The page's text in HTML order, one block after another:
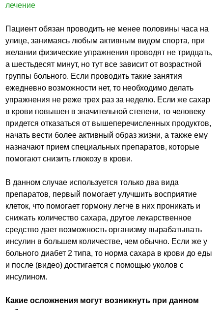
лечение
Пациент обязан проводить не менее половины часа на
улице, занимаясь любым активным видом спорта, при
желании физические упражнения проводят не тридцать,
а шестьдесят минут, но тут все зависит от возрастной
группы больного. Если проводить такие занятия
ежедневно возможности нет, то необходимо делать
упражнения не реже трех раз за неделю. Если же сахар
в крови повышен в значительной степени, то человеку
придется отказаться от вышеперечисленных продуктов,
начать вести более активный образ жизни, а также ему
назначают прием специальных препаратов, которые
помогают снизить глюкозу в крови.
В данном случае используется только два вида
препаратов, первый помогает улучшить восприятие
клеток, что помогает гормону легче в них проникать и
снижать количество сахара, другое лекарственное
средство дает возможность организму вырабатывать
инсулин в большем количестве, чем обычно. Если же у
больного диабет 2 типа, то норма сахара в крови до еды
и после (видео) достигается с помощью уколов с
инсулином.
Какие осложнения могут возникнуть при данном